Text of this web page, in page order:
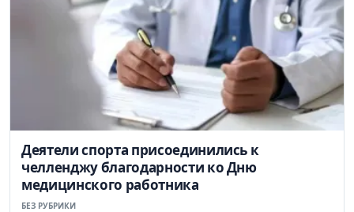
Деятели спорта присоединились к
челленджу благодарности ко Дню
медицинского работника
БЕЗ РУБРИКИ